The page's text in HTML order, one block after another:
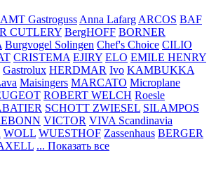
AMT Gastroguss Anna Lafarg ARCOS BAF
CUTLERY BergHOFF BORNER
Burgvogel Solingen Chef's Choice CILIO
CRISTEMA EJIRY ELO EMILE HENRY
Gastrolux HERDMAR Ivo KAMBUKKA
Maisingers MARCATO Microplane
ROBERT WELCH Roesle
SCHOTT ZWIESEL SILAMPOS
VICTOR VIVA Scandinavia
WOLL WUESTHOF Zassenhaus BERGER
... Показать все